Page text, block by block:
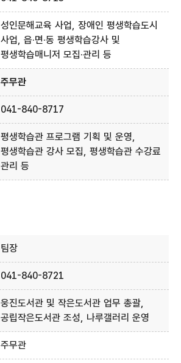
성인문해교육 사업, 장애인 평생학습도시
사업, 읍·면·동 평생학습강사 및
평생학습매니저 모집·관리 등
주무관
041-840-8717
평생학습관 프로그램 기획 및 운영,
평생학습관 강사 모집, 평생학습관 수강료
관리 등
팀장
041-840-8721
웅진도서관 및 작은도서관 업무 총괄,
공립작은도서관 조성, 나루갤러리 운영
주무관